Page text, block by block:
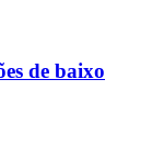
de baixo